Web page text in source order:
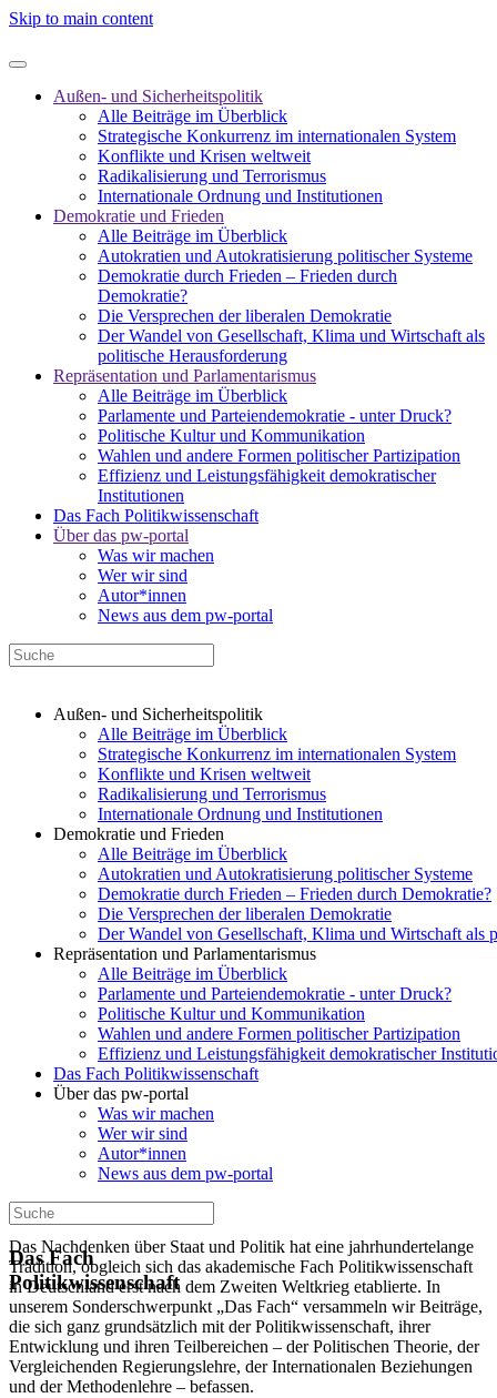
Skip to main content
Außen- und Sicherheitspolitik
Alle Beiträge im Überblick
Strategische Konkurrenz im internationalen System
Konflikte und Krisen weltweit
Radikalisierung und Terrorismus
Internationale Ordnung und Institutionen
Demokratie und Frieden
Alle Beiträge im Überblick
Autokratien und Autokratisierung politischer Systeme
Demokratie durch Frieden – Frieden durch
Demokratie?
Die Versprechen der liberalen Demokratie
Der Wandel von Gesellschaft, Klima und Wirtschaft als
politische Herausforderung
Repräsentation und Parlamentarismus
Alle Beiträge im Überblick
Parlamente und Parteiendemokratie - unter Druck?
Politische Kultur und Kommunikation
Wahlen und andere Formen politischer Partizipation
Effizienz und Leistungsfähigkeit demokratischer
Institutionen
Das Fach Politikwissenschaft
Über das pw-portal
Was wir machen
Wer wir sind
Autor*innen
News aus dem pw-portal
Außen- und Sicherheitspolitik
Alle Beiträge im Überblick
Strategische Konkurrenz im internationalen System
Konflikte und Krisen weltweit
Radikalisierung und Terrorismus
Internationale Ordnung und Institutionen
Demokratie und Frieden
Alle Beiträge im Überblick
Autokratien und Autokratisierung politischer Systeme
Demokratie durch Frieden – Frieden durch Demokratie?
Die Versprechen der liberalen Demokratie
Der Wandel von Gesellschaft, Klima und Wirtschaft als
Repräsentation und Parlamentarismus
Alle Beiträge im Überblick
Parlamente und Parteiendemokratie - unter Druck?
Politische Kultur und Kommunikation
Wahlen und andere Formen politischer Partizipation
Effizienz und Leistungsfähigkeit demokratischer
Das Fach Politikwissenschaft
Über das pw-portal
Was wir machen
Wer wir sind
Autor*innen
News aus dem pw-portal
Das Fach
Politikwissenschaft
Das Nachdenken über Staat und Politik hat eine jahrhundertelange
Tradition, obgleich sich das akademische Fach Politikwissenschaft
in Deutschland erst nach dem Zweiten Weltkrieg etablierte. In
unserem Sonderschwerpunkt „Das Fach“ versammeln wir Beiträge,
die sich ganz grundsätzlich mit der Politikwissenschaft, ihrer
Entwicklung und ihren Teilbereichen – der Politischen Theorie, der
Vergleichenden Regierungslehre, der Internationalen Beziehungen
und der Methodenlehre – befassen.